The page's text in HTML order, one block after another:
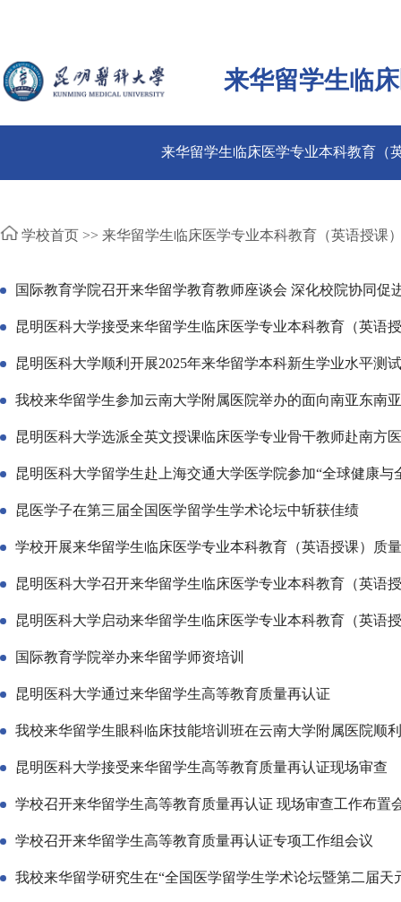
来华留学生临
来华留学生临床医学专业本科教育（
学校首页 >> 来华留学生临床医学专业本科教育（英语授课
国际教育学院召开来华留学教育教师座谈会 深化校院协同促
昆明医科大学接受来华留学生临床医学专业本科教育（英语
昆明医科大学顺利开展2025年来华留学本科新生学业水平测试
我校来华留学生参加云南大学附属医院举办的面向南亚东南
昆明医科大学选派全英文授课临床医学专业骨干教师赴南方
昆明医科大学留学生赴上海交通大学医学院参加“全球健康与
昆医学子在第三届全国医学留学生学术论坛中斩获佳绩
学校开展来华留学生临床医学专业本科教育（英语授课）质
昆明医科大学召开来华留学生临床医学专业本科教育（英语
昆明医科大学启动来华留学生临床医学专业本科教育（英语
国际教育学院举办来华留学师资培训
昆明医科大学通过来华留学生高等教育质量再认证
我校来华留学生眼科临床技能培训班在云南大学附属医院顺
昆明医科大学接受来华留学生高等教育质量再认证现场审查
学校召开来华留学生高等教育质量再认证 现场审查工作布置
学校召开来华留学生高等教育质量再认证专项工作组会议
我校来华留学研究生在“全国医学留学生学术论坛暨第二届天